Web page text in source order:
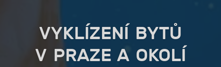
VYKLÍZENÍ BYTŮ
V PRAZE A OKOLÍ